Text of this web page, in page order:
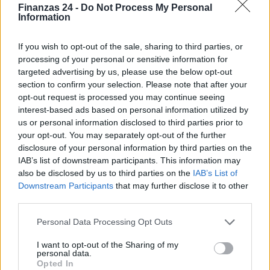
Finanzas 24 - Do Not Process My Personal
Information
If you wish to opt-out of the sale, sharing to third parties, or
processing of your personal or sensitive information for
targeted advertising by us, please use the below opt-out
section to confirm your selection. Please note that after your
opt-out request is processed you may continue seeing
interest-based ads based on personal information utilized by
us or personal information disclosed to third parties prior to
your opt-out. You may separately opt-out of the further
disclosure of your personal information by third parties on the
IAB’s list of downstream participants. This information may
also be disclosed by us to third parties on the IAB’s List of
Downstream Participants that may further disclose it to other
Please note that this website/app uses one or more Google
not limited to your visit or usage behaviour. You may click to
grant or deny consent to Google and its third-party tags to
Personal Data Processing Opt Outs
I want to opt-out of the Sharing of my
personal data.
Opted In
Sigue leyendo
FINANCIACIÓN